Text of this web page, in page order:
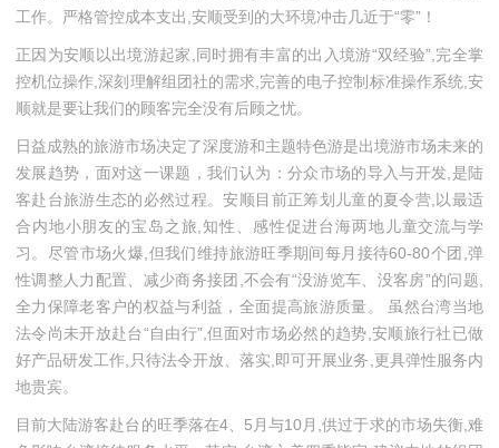
工作。严格管控成本支出,安顺受到的大环境冲击几近于“零”！
正因为安顺以出境游起家,同时拥有丰富的出入境游“双经验”,完全掌
控机位操作,深刻理解组团社的需求,完善的电子控制标准操作系统,安
顺就是要让我们的顾客完全没有后顾之忧。
日益成熟的旅游市场决定了深度游和主题特色游是出境游市场未来的
发展趋势，面对这一课题，我们认为：分众市场的导入与开发,是陆
客赴台旅游生态的必然过程。安顺目前正筹划儿童的夏令营,以最适
合内地小朋友的宝岛之旅,知性、感性促进台海两地儿童交流与学
习。尽管市场火爆,但我们维持旅游旺季期间每月接待60-80个团,弹
性调整人力配置、减少商务接团,不会有“没游览车、没客房”的问题,
全力保障老客户的权益与利益，全面提高旅游质量。 虽然台湾当地
法令尚未开放赴台“自由行”,但面对市场必然的趋势,安顺旅行社已做
好产品研发工作,只待法令开放、落实,即可开展业务,更具弹性服务内
地贵宾。
目前大陆游客赴台的旺季落在4、5月与10月,供过于求的市场失衡,难